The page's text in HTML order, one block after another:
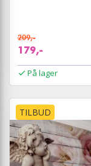
209,-
179,-
På lager
TILBUD